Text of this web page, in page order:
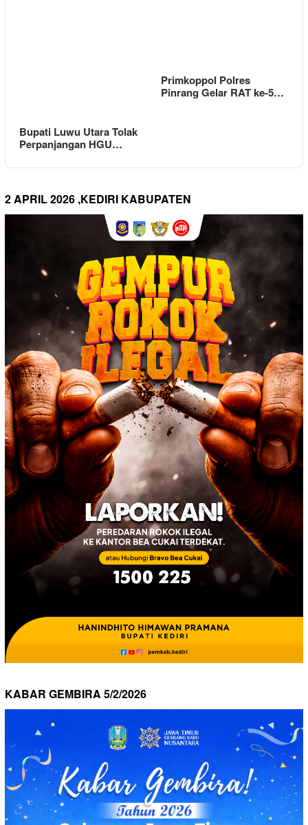
Bupati Luwu Utara Tolak
Perpanjangan HGU…
Primkoppol Polres
Pinrang Gelar RAT ke-5…
2 APRIL 2026 ,KEDIRI KABUPATEN
KABAR GEMBIRA 5/2/2026